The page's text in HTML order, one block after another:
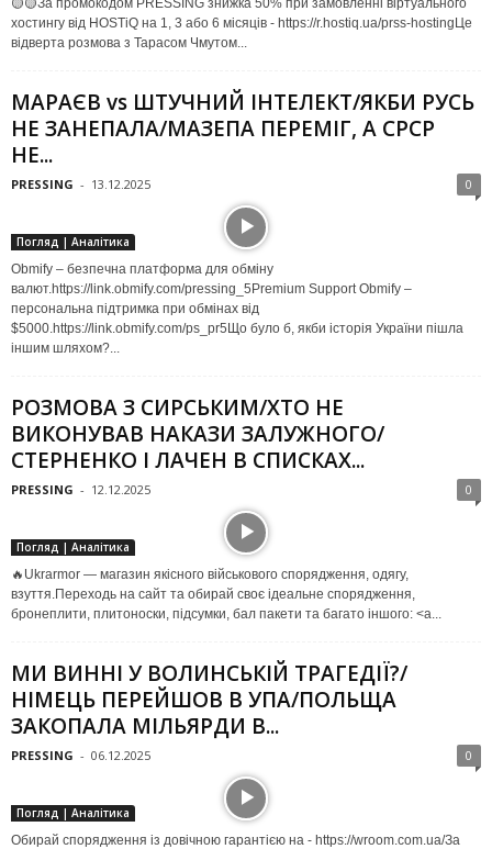
🟡🟡За промокодом PRESSING знижка 50% при замовленні віртуального
хостингу від HOSTiQ на 1, 3 або 6 місяців - https://r.hostiq.ua/prss-hostingЦе
відверта розмова з Тарасом Чмутом...
МАРАЄВ vs ШТУЧНИЙ ІНТЕЛЕКТ/ЯКБИ РУСЬ
НЕ ЗАНЕПАЛА/МАЗЕПА ПЕРЕМІГ, А СРСР
НЕ...
PRESSING - 13.12.2025 0
Погляд | Аналітика
Obmify – безпечна платформа для обміну
валют.https://link.obmify.com/pressing_5Premium Support Obmify –
персональна підтримка при обмінах від
$5000.https://link.obmify.com/ps_pr5Що було б, якби історія України пішла
іншим шляхом?...
РОЗМОВА З СИРСЬКИМ/ХТО НЕ
ВИКОНУВАВ НАКАЗИ ЗАЛУЖНОГО/
СТЕРНЕНКО І ЛАЧЕН В СПИСКАХ...
PRESSING - 12.12.2025 0
Погляд | Аналітика
🔥Ukrarmor — магазин якісного військового спорядження, одягу,
взуття.Переходь на сайт та обирай своє ідеальне спорядження,
бронеплити, плитоноски, підсумки, бал пакети та багато іншого: <a...
МИ ВИННІ У ВОЛИНСЬКІЙ ТРАГЕДІЇ?/
НІМЕЦЬ ПЕРЕЙШОВ В УПА/ПОЛЬЩА
ЗАКОПАЛА МІЛЬЯРДИ В...
PRESSING - 06.12.2025 0
Погляд | Аналітика
Обирай спорядження із довічною гарантією на - https://wroom.com.ua/За